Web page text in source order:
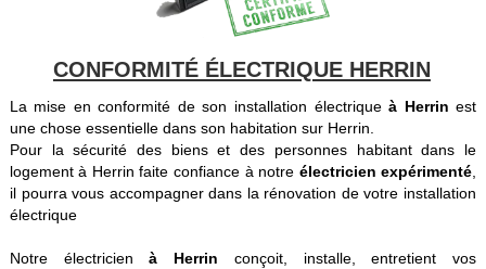
CONFORMITÉ ÉLECTRIQUE HERRIN
La mise en conformité de son installation électriqueà Herrin est
une chose essentielle dans son habitation sur Herrin.
Pour la sécurité des biens et des personnes habitant dans le
logement à Herrin faite confiance à notre électricien expérimenté
il pourra vous accompagner dans la rénovation de votre installation
électrique
Notre électricienà Herrin conçoit, installe, entretient vos